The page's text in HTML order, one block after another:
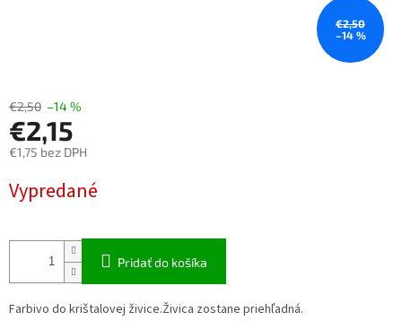
€2,50
–14 %
€2,50 –14 %
€2,15
€1,75 bez DPH
cena:
Vypredané
Pridať do košíka
Farbivo do krištalovej živice.Živica zostane priehľadná.